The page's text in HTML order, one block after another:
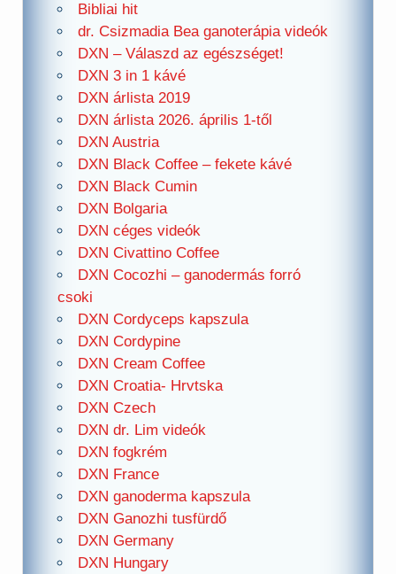
Bibliai hit
dr. Csizmadia Bea ganoterápia videók
DXN – Válaszd az egészséget!
DXN 3 in 1 kávé
DXN árlista 2019
DXN árlista 2026. április 1-től
DXN Austria
DXN Black Coffee – fekete kávé
DXN Black Cumin
DXN Bolgaria
DXN céges videók
DXN Civattino Coffee
DXN Cocozhi – ganodermás forró
csoki
DXN Cordyceps kapszula
DXN Cordypine
DXN Cream Coffee
DXN Croatia- Hrvtska
DXN Czech
DXN dr. Lim videók
DXN fogkrém
DXN France
DXN ganoderma kapszula
DXN Ganozhi tusfürdő
DXN Germany
DXN Hungary